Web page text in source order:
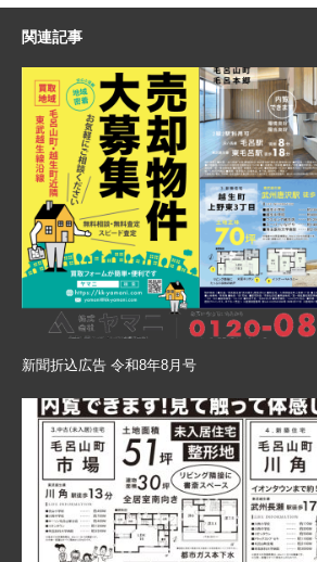
関連記事
新聞折込広告 令和8年8月号